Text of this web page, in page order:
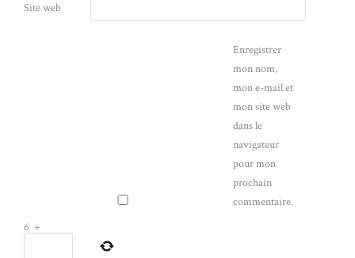
Site web
Enregistrer
mon nom,
mon e-mail et
mon site web
dans le
navigateur
pour mon
prochain
commentaire.
6 +